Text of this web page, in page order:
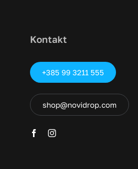
Kontakt
+385 99 3211 555
shop@novidrop.com